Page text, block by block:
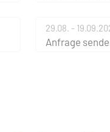
29.08. -
Anfrage